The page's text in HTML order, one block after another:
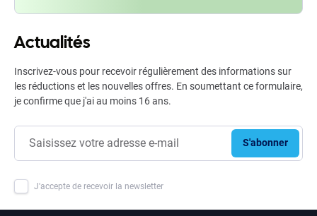
Actualités
Inscrivez-vous pour recevoir régulièrement des informations sur
les réductions et les nouvelles offres. En soumettant ce formulaire,
je confirme que j'ai au moins 16 ans.
S'abonner
J'accepte de recevoir la newsletter